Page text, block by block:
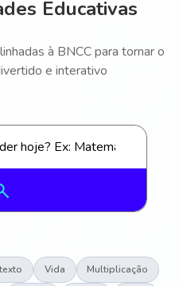
Educativas
à BNCC para tornar o
e interativo
Vida Multiplicação